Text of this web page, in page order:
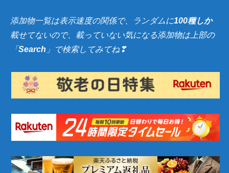
添加物一覧は表示速度の関係で、ランダムに100種しか
載せてないので、載っていない気になる添加物は上部の
「Search 」で検索してみてね❣